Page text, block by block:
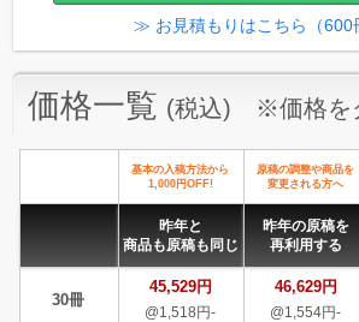
≫ お見積もりはこちら（600
価格一覧 (税込) ※価格を
基本の入稿方法から
1,000円OFF!
原稿の調整や商品を
変更される方へ
昨年と
商品も原稿も同じ
昨年の原稿を
再利用する
30冊
45,529円
@1,518円-
46,629円
@1,554円-